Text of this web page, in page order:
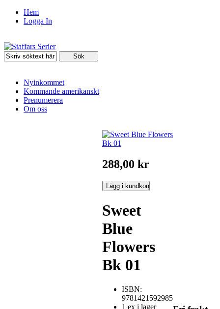
Hem
Logga In
Nyinkommet
Kommande amerikanskt
Prenumerera
Om oss
288,00 kr
Sweet
Blue
Flowers
Bk 01
ISBN:
9781421592985
1 ex i lager